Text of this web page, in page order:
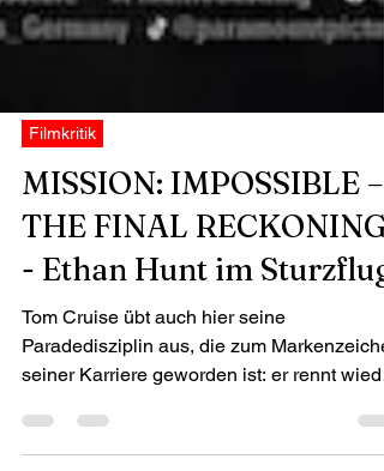
Filmkritik
MISSION: IMPOSSIBLE –
THE FINAL RECKONING
- Ethan Hunt im Sturzflug
Paradedisziplin aus, die zum
seiner Karriere geworden ist: er rennt